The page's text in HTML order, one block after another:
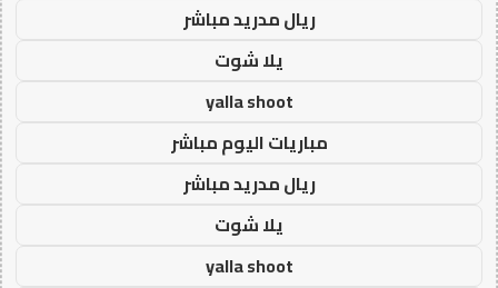
ريال مدريد مباشر
يلا شوت
yalla shoot
مباريات اليوم مباشر
ريال مدريد مباشر
يلا شوت
yalla shoot